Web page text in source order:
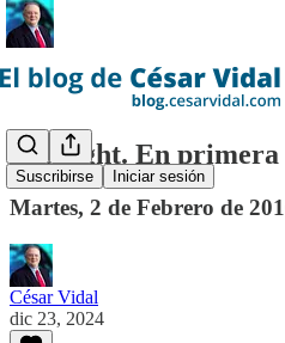
Suscribirse Iniciar sesión
Spotlight. En primera
Martes, 2 de Febrero de
César Vidal
dic 23, 2024